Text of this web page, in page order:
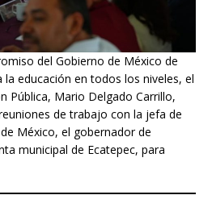
del Gobierno de México de
la educación en todos los niveles, el
Pública, Mario Delgado Carrillo,
de trabajo con la jefa de
México, el gobernador de
municipal de Ecatepec, para